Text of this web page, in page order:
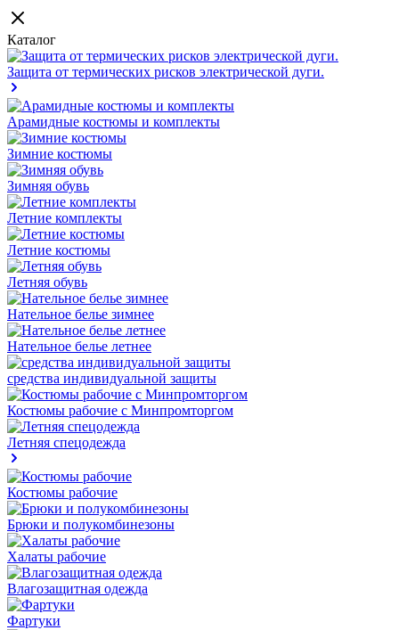
Каталог
Защита от термических рисков электрической дуги.
Арамидные костюмы и комплекты
Зимние костюмы
Зимняя обувь
Летние комплекты
Летние костюмы
Летняя обувь
Нательное белье зимнее
Нательное белье летнее
средства индивидуальной защиты
Костюмы рабочие с Минпромторгом
Летняя спецодежда
Костюмы рабочие
Брюки и полукомбинезоны
Халаты рабочие
Влагозащитная одежда
Фартуки